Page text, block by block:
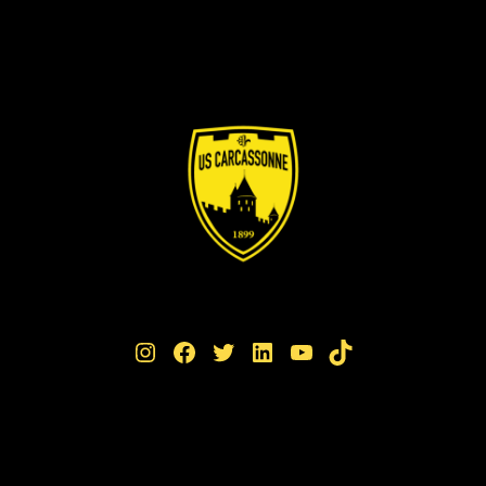
Instagram Facebook Twitter LinkedIn YouTube TikTok